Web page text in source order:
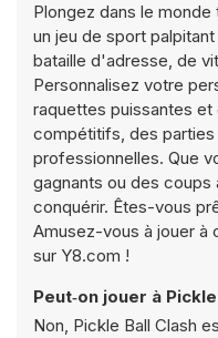
Plongez dans le
un jeu de sport
bataille d'adresse, de
Personnalisez votre
raquettes puissantes
compétitifs, des
professionnelles. Que
gagnants ou des
conquérir. Êtes-vous
Amusez-vous à jouer à
sur Y8.com !
Peut‑on jouer à
Non, Pickle Ball Clash